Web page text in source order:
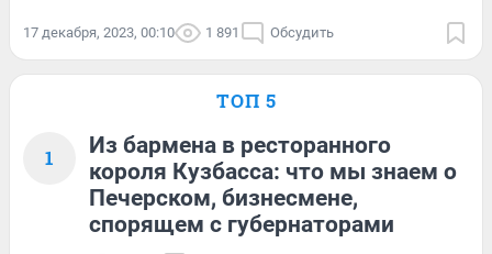
17 декабря, 2023, 00:10 1 891 Обсудить
ТОП 5
1
Из бармена в ресторанного
короля Кузбасса: что мы знаем о
Печерском, бизнесмене,
спорящем с губернаторами